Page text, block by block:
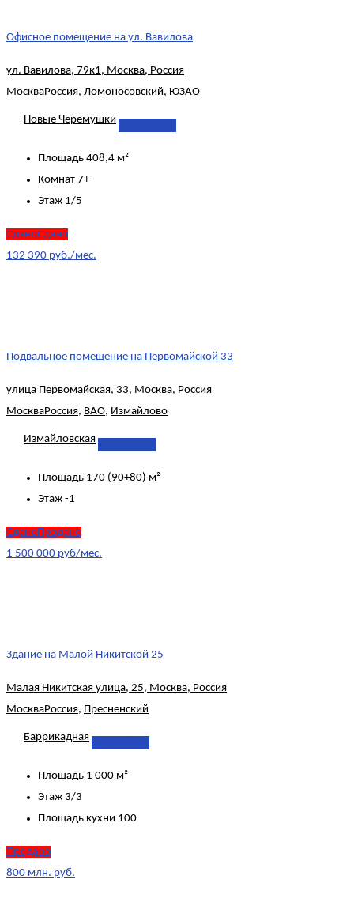
Офисное помещение на ул. Вавилова
ул. Вавилова, 79к1, Москва, Россия
МоскваРоссия, Ломоносовский, ЮЗАО
Новые Черемушки
Площадь 408,4 м²
Комнат 7+
Этаж 1/5
СданоСдано
132 390 руб./мес.
Подвальное помещение на Первомайской 33
улица Первомайская, 33, Москва, Россия
МоскваРоссия, ВАО, Измайлово
Измайловская
Площадь 170 (90+80) м²
Этаж -1
СданоПродано
1 500 000 руб/мес.
Здание на Малой Никитской 25
Малая Никитская улица, 25, Москва, Россия
МоскваРоссия, Пресненский
Баррикадная
Площадь 1 000 м²
Этаж 3/3
Площадь кухни 100
Продано
800 млн. руб.